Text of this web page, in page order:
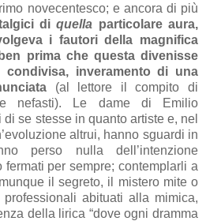
novecentesco; e ancora di più
diquella particolare aura,
i fautori della magnifica
prima che questa divenisse
condivisa, inveramento di una
(al lettore il compito di
nefasti). Le dame di Emilio
se stesse in quanto artiste e, nel
altrui, hanno sguardi in
perso nulla dell’intenzione
fermati per sempre; contemplarli a
il segreto, il mistero mite o
abituati alla mimica,
della lirica “dove ogni dramma